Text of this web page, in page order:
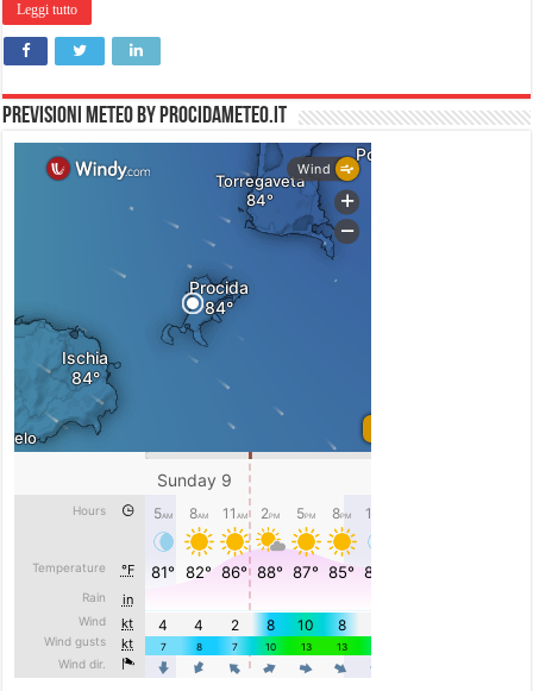
Leggi tutto
PREVISIONI METEO by PROCIDAMETEO.IT